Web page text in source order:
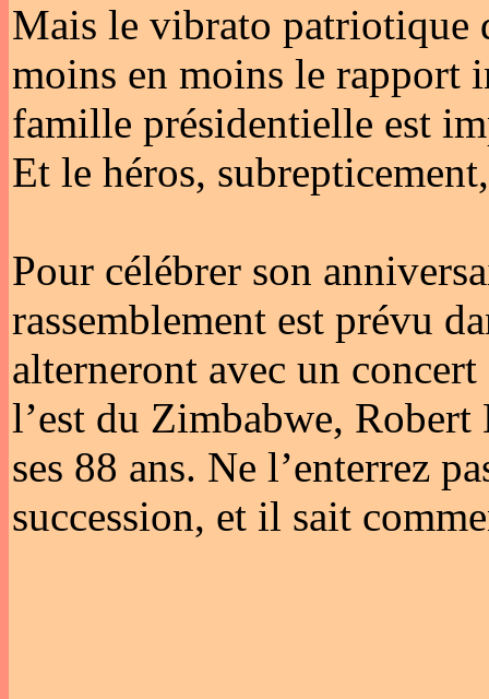
Mais le vibrato patriotique
moins en moins le rapport
famille présidentielle est
Et le héros,
Pour célébrer son
rassemblement est prévu
alterneront avec un
l’est du Zimbabwe,
ses 88 ans. Ne l’enterrez
succession, et il sait